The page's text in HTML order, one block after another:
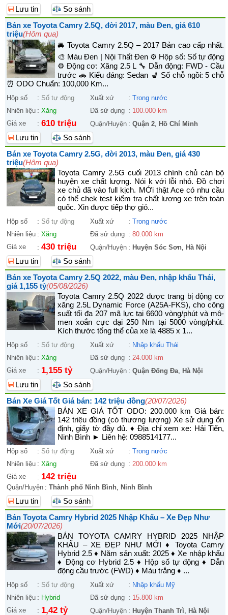
Lưu tin
So sánh
Bán xe Toyota Camry 2.5Q, đời 2017, màu Đen, giá 610
triệu(Hôm qua)
🚘 Toyota Camry 2.5Q – 2017 Bản cao cấp nhất.
🎨 Màu Đen | Nội Thất Đen ⚙️ Hộp số: Số tự động
⚙️ Động cơ: Xăng 2.5 L 🔧 Dẫn động: FWD - Cầu
trước 🚗 Kiểu dáng: Sedan 💺 Số chỗ ngồi: 5 chỗ
⏰ ODO Chuẩn: 100,000 Km...
Hộp số : Số tự động Xuất xứ : Trong nước
Nhiên liệu : Xăng Đã sử dụng : 100.000 km
Giá xe
: 610 triệu Quận/Huyện : Quận 2, Hồ Chí Minh
Lưu tin
So sánh
Bán xe Toyota Camry 2.5G, đời 2013, màu Đen, giá 430
triệu(Hôm qua)
Toyota Camry 2.5G cuối 2013 chính chủ cán bộ
huyện xe chất lượng. Nói k với lỗi nhỏ. Đồ chơi
xe chủ đã vào full kịch. MỚi thật Ace có nhu cầu
có thể chek test kiểm tra chất lượng xe trên toàn
quốc. Xin được tiếp thợ giỏ...
Hộp số : Số tự động Xuất xứ : Trong nước
Nhiên liệu : Xăng Đã sử dụng : 80.000 km
Giá xe
: 430 triệu Quận/Huyện : Huyện Sóc Sơn, Hà Nội
Lưu tin
So sánh
Bán xe Toyota Camry 2.5Q 2022, màu Đen, nhập khẩu Thái,
giá 1,155 tỷ(05/08/2026)
Toyota Camry 2.5Q 2022 được trang bị động cơ
xăng 2.5L Dynamic Force (A25A-FKS), cho công
suất tối đa 207 mã lực tại 6600 vòng/phút và mô-
men xoắn cực đại 250 Nm tại 5000 vòng/phút.
Kích thước tổng thể của xe là 4885 x 1...
Hộp số : Số tự động Xuất xứ : Nhập khẩu Thái
Nhiên liệu : Xăng Đã sử dụng : 24.000 km
Giá xe
: 1,155 tỷ Quận/Huyện : Quận Đống Đa, Hà Nội
Lưu tin
So sánh
Bán Xe Giá Tốt Giá bán: 142 triệu đồng(20/07/2026)
BÁN XE GIÁ TỐT ODO: 200.000 km Giá bán:
142 triệu đồng (có thương lượng) Xe sử dụng ổn
định, giấy tờ đầy đủ. ♦ Địa chỉ xem xe: Hải Tiến,
Ninh Bình ► Liên hệ: 0988514177...
Hộp số : Số tự động Xuất xứ : Trong nước
Nhiên liệu : Xăng Đã sử dụng : 200.000 km
Giá xe
: 142 triệu
Quận/Huyện : Thành phố Ninh Bình, Ninh Bình
Lưu tin
So sánh
Bán Toyota Camry Hybrid 2025 Nhập Khẩu – Xe Đẹp Như
Mới(20/07/2026)
BÁN TOYOTA CAMRY HYBRID 2025 NHẬP
KHẨU – XE ĐẸP NHƯ MỚI ♦ Toyota Camry
Hybrid 2.5 ♦ Năm sản xuất: 2025 ♦ Xe nhập khẩu
♦ Động cơ Hybrid 2.5 ♦ Hộp số tự động ♦ Dẫn
động cầu trước (FWD) ♦ Màu trắng ♦ ...
Hộp số : Số tự động Xuất xứ : Nhập khẩu Mỹ
Nhiên liệu : Hybrid Đã sử dụng : 15.800 km
Giá xe
: 1,42 tỷ Quận/Huyện : Huyện Thanh Trì, Hà Nội